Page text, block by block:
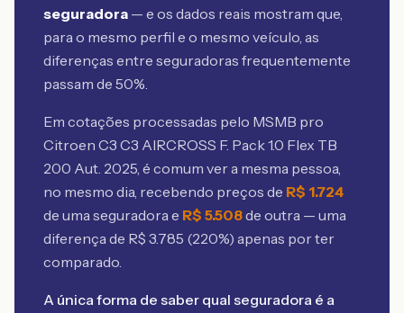
seguradora — e os dados reais mostram que,
para o mesmo perfil e o mesmo veículo, as
diferenças entre seguradoras frequentemente
passam de 50%.
Em cotações processadas pelo MSMB pro
Citroen C3 C3 AIRCROSS F. Pack 1.0 Flex TB
200 Aut. 2025, é comum ver a mesma pessoa,
no mesmo dia, recebendo preços de R$ 1.724
de uma seguradora e R$ 5.508de outra — uma
diferença de R$ 3.785 (220%) apenas por ter
comparado.
A única forma de saber qual seguradora é a